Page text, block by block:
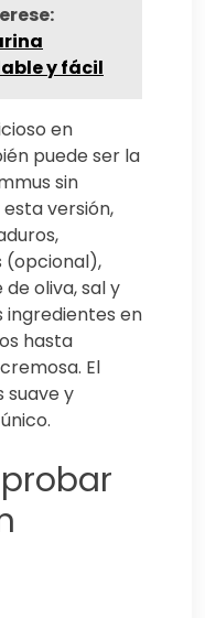
y fácil
en
puede ser la
sin
versión,
(opcional),
oliva, sal y
ingredientes en
hasta
El
suave y